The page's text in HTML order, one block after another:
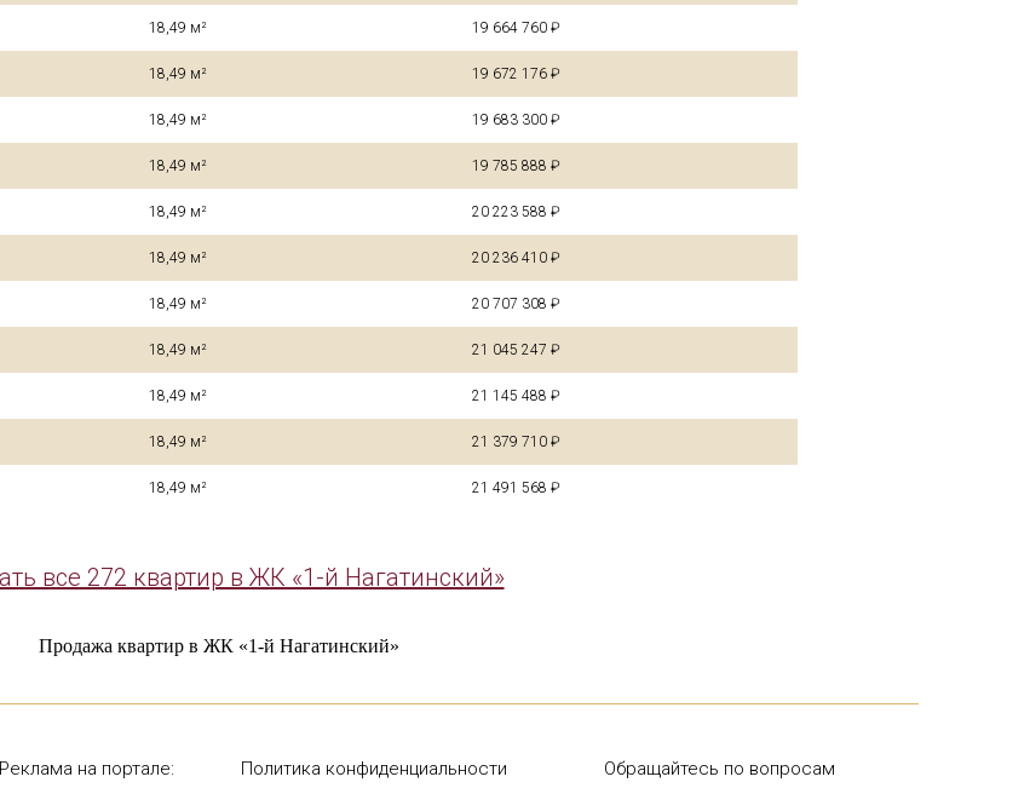
18,49 м² 19 664 760 ₽
18,49 м² 19 672 176 ₽
18,49 м² 19 683 300 ₽
18,49 м² 19 785 888 ₽
18,49 м² 20 223 588 ₽
18,49 м² 20 236 410 ₽
18,49 м² 20 707 308 ₽
18,49 м² 21 045 247 ₽
18,49 м² 21 145 488 ₽
18,49 м² 21 379 710 ₽
18,49 м² 21 491 568 ₽
все 272 квартир в ЖК «1-й Нагатинский»
Продажа квартир в ЖК «1-й Нагатинский»
Реклама на портале: Политика конфиденциальности Обращайтесь по вопросам